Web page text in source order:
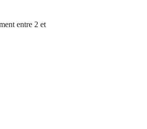
entre 2 et